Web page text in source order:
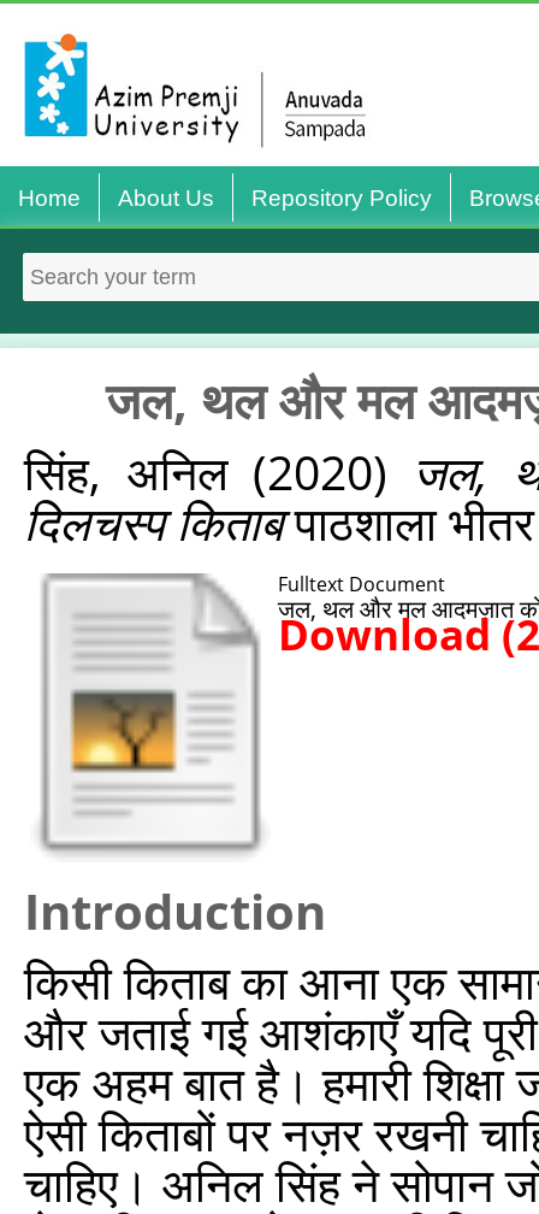
Home About Us Repository Policy
जल, थल और मल
सिंह, अनिल(2020) जल,
दिलचस्प किताबपाठशाला
Fulltext Document
जल, थल और मल आदमज़ात को
Download
Introduction
किसी किताब का आना एक
और जताई गई आशंकाएँ यदि पूरी
एक अहम बात है। हमारी
ऐसी किताबों पर नज़र रखनी
चाहिए। अनिल सिंह ने सोपान